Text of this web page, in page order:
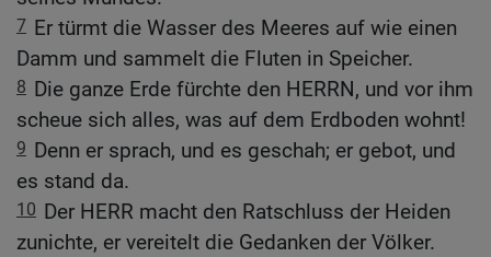
7 Er türmt die Wasser des Meeres auf wie einen
Damm und sammelt die Fluten in Speicher.
8 Die ganze Erde fürchte den HERRN, und vor ihm
scheue sich alles, was auf dem Erdboden wohnt!
9 Denn er sprach, und es geschah; er gebot, und
es stand da.
10 Der HERR macht den Ratschluss der Heiden
zunichte, er vereitelt die Gedanken der Völker.